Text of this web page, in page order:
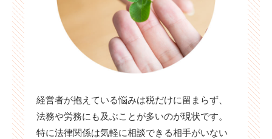
経営者が抱えている悩みは税だけに留まらず、
法務や労務にも及ぶことが多いのが現状です。
特に法律関係は気軽に相談できる相手がいない